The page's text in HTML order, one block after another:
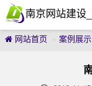
南京网站建设
网站制作_南
网站首页 案例展示